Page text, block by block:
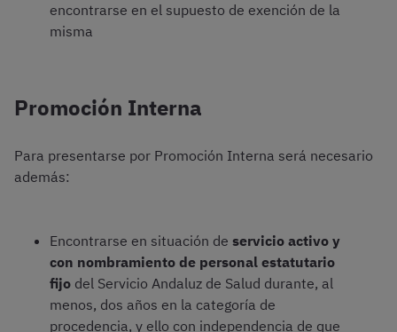
encontrarse en el supuesto de exención de la
misma
Promoción Interna
Para presentarse por Promoción Interna será necesario
además:
Encontrarse en situación de servicio activo y
con nombramiento de personal estatutario
fijo del Servicio Andaluz de Salud durante, al
menos, dos años en la categoría de
procedencia, y ello con independencia de que